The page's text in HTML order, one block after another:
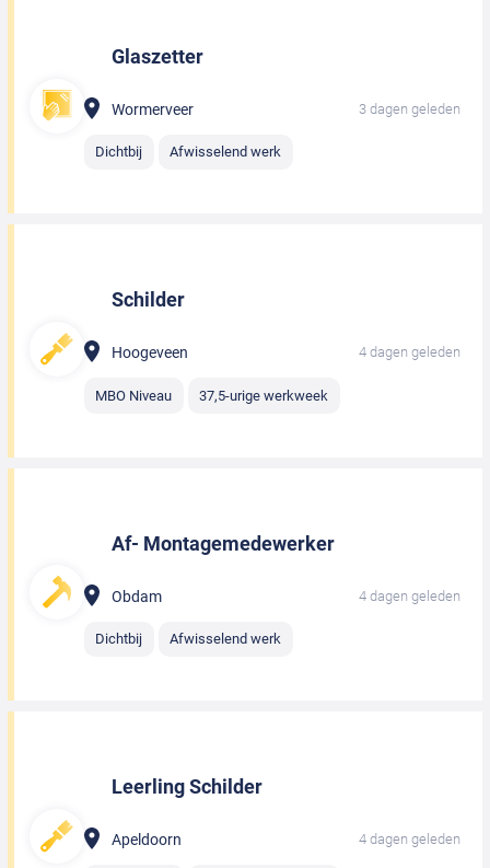
Glaszetter
Wormerveer 3 dagen geleden
Dichtbij Afwisselend werk
Schilder
Hoogeveen 4 dagen geleden
MBO Niveau 37,5-urige werkweek
Af- Montagemedewerker
Obdam 4 dagen geleden
Dichtbij Afwisselend werk
Leerling Schilder
Apeldoorn 4 dagen geleden